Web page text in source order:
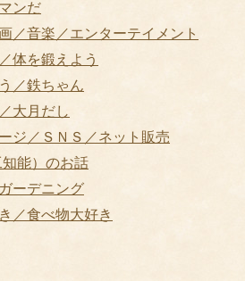
ンだ
／音楽／エンターテイメント
体を鍛えよう
／鉄ちゃん
大月だし
ジ／ＳＮＳ／ネット販売
能）のお話
ーデニング
／食べ物大好き